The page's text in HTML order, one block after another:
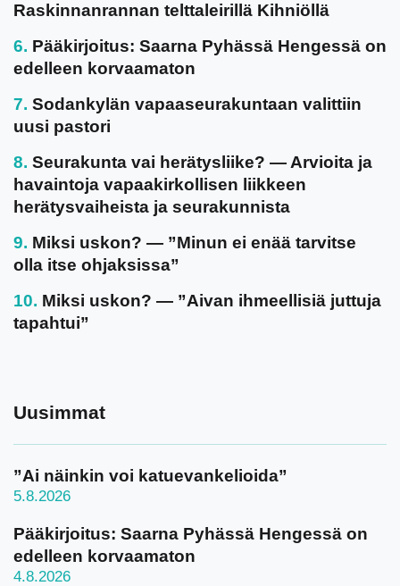
Raskinnanrannan telttaleirillä Kihniöllä
Pääkirjoitus: Saarna Pyhässä Hengessä on
edelleen korvaamaton
Sodankylän vapaaseurakuntaan valittiin
uusi pastori
Seurakunta vai herätysliike? — Arvioita ja
havaintoja vapaakirkollisen liikkeen
herätysvaiheista ja seurakunnista
Miksi uskon? — ”Minun ei enää tarvitse
olla itse ohjaksissa”
Miksi uskon? — ”Aivan ihmeellisiä juttuja
tapahtui”
Uusimmat
”Ai näinkin voi katuevankelioida”
5.8.2026
Pääkirjoitus: Saarna Pyhässä Hengessä on
edelleen korvaamaton
4.8.2026